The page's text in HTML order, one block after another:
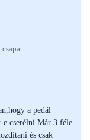
a pedál
e cserélni.Már 3 féle
és csak